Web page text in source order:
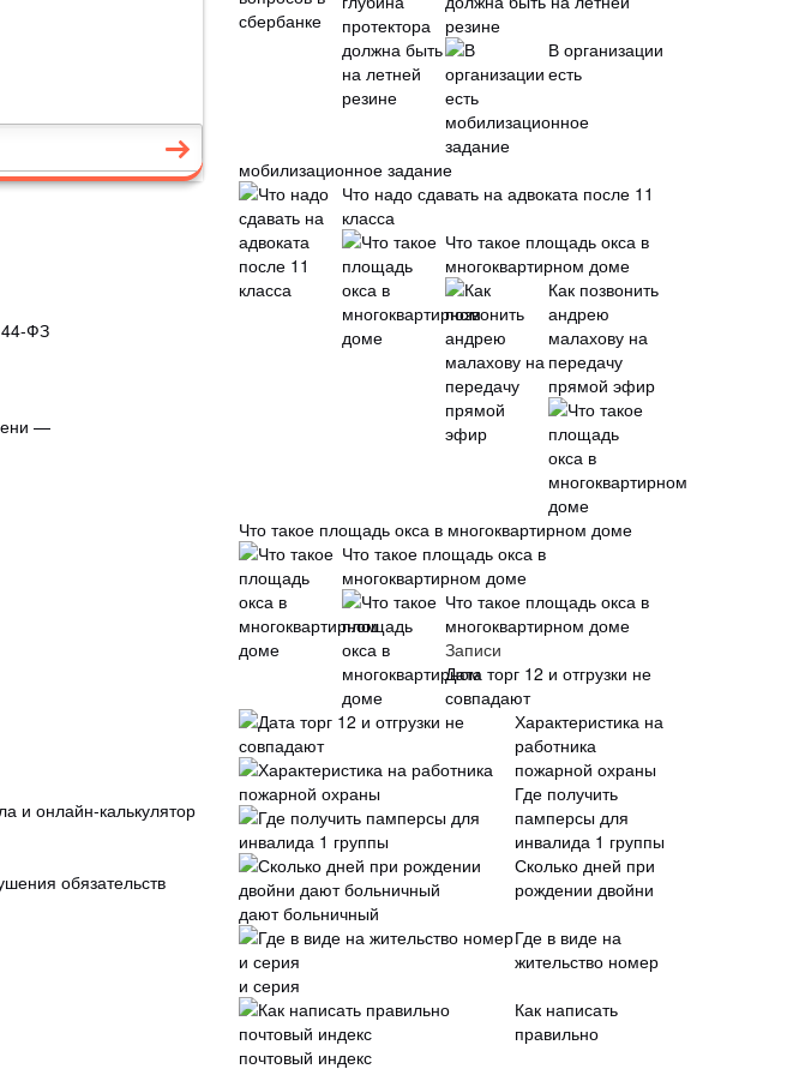
44-ФЗ
—
и онлайн-калькулятор
обязательств
резине
В организации
есть
мобилизационное задание
Что надо сдавать на адвоката после 11
класса
Что такое площадь окса в
многоквартирном доме
Как позвонить
андрею
малахову на
передачу
прямой эфир
Что такое площадь окса в многоквартирном доме
Что такое площадь окса в
многоквартирном доме
Что такое площадь окса в
многоквартирном доме
Записи
Дата торг 12 и отгрузки не
совпадают
Характеристика на
работника
пожарной охраны
Где получить
памперсы для
инвалида 1 группы
Сколько дней при
рождении двойни
дают больничный
Где в виде на
жительство номер
и серия
Как написать
правильно
почтовый индекс